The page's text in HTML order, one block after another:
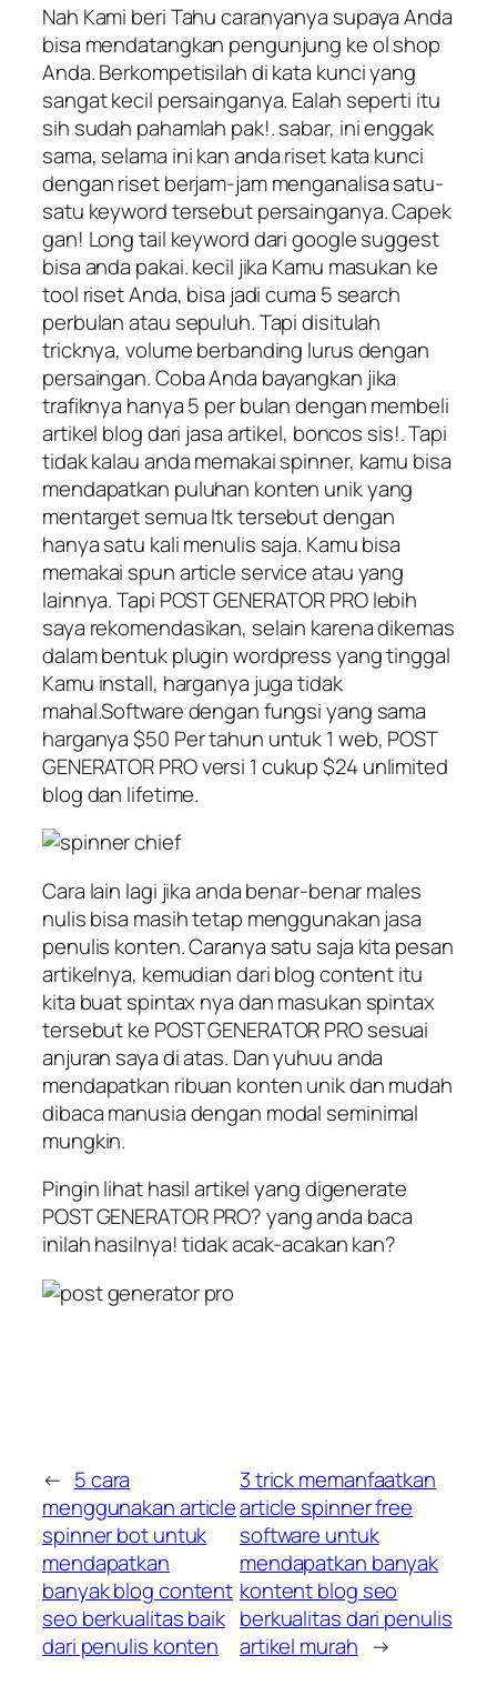
Nah Kami beri Tahu caranyanya supaya Anda
bisa mendatangkan pengunjung ke ol shop
Anda. Berkompetisilah di kata kunci yang
sangat kecil persainganya. Ealah seperti itu
sih sudah pahamlah pak!. sabar, ini enggak
sama, selama ini kan anda riset kata kunci
dengan riset berjam-jam menganalisa satu-
satu keyword tersebut persainganya. Capek
gan! Long tail keyword dari google suggest
bisa anda pakai. kecil jika Kamu masukan ke
tool riset Anda, bisa jadi cuma 5 search
perbulan atau sepuluh. Tapi disitulah
tricknya, volume berbanding lurus dengan
persaingan. Coba Anda bayangkan jika
trafiknya hanya 5 per bulan dengan membeli
artikel blog dari jasa artikel, boncos sis!. Tapi
tidak kalau anda memakai spinner, kamu bisa
mendapatkan puluhan konten unik yang
mentarget semua ltk tersebut dengan
hanya satu kali menulis saja. Kamu bisa
memakai spun article service atau yang
lainnya. Tapi POST GENERATOR PRO lebih
saya rekomendasikan, selain karena dikemas
dalam bentuk plugin wordpress yang tinggal
Kamu install, harganya juga tidak
mahal.Software dengan fungsi yang sama
harganya $50 Per tahun untuk 1 web, POST
GENERATOR PRO versi 1 cukup $24 unlimited
blog dan lifetime.
Cara lain lagi jika anda benar-benar males
nulis bisa masih tetap menggunakan jasa
penulis konten. Caranya satu saja kita pesan
artikelnya, kemudian dari blog content itu
kita buat spintax nya dan masukan spintax
tersebut ke POST GENERATOR PRO sesuai
anjuran saya di atas. Dan yuhuu anda
mendapatkan ribuan konten unik dan mudah
dibaca manusia dengan modal seminimal
mungkin.
Pingin lihat hasil artikel yang digenerate
POST GENERATOR PRO? yang anda baca
inilah hasilnya! tidak acak-acakan kan?
← 5 cara
menggunakan article
spinner bot untuk
mendapatkan
banyak blog content
seo berkualitas baik
dari penulis konten
3 trick memanfaatkan
article spinner free
software untuk
mendapatkan banyak
kontent blog seo
berkualitas dari penulis
artikel murah →